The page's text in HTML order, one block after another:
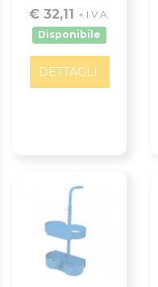
€ 32,11 + I.V.A.
Disponibile
DETTAGLI